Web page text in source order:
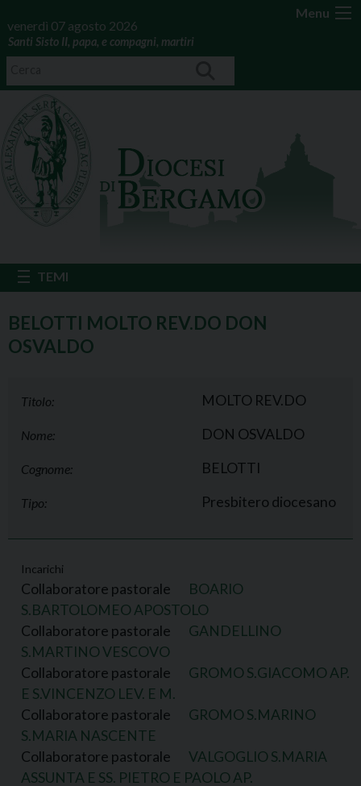
Menu
venerdì 07 agosto 2026
Santi Sisto II, papa, e compagni, martiri
BELOTTI MOLTO REV.DO DON
OSVALDO
Titolo: MOLTO REV.DO
Nome: DON OSVALDO
Cognome: BELOTTI
Tipo: Presbitero diocesano
Incarichi
Collaboratore pastorale
BOARIO
S.BARTOLOMEO APOSTOLO
Collaboratore pastorale
GANDELLINO
S.MARTINO VESCOVO
Collaboratore pastorale
GROMO S.GIACOMO AP.
E S.VINCENZO LEV. E M.
Collaboratore pastorale
GROMO S.MARINO
S.MARIA NASCENTE
Collaboratore pastorale
VALGOGLIO S.MARIA
ASSUNTA E SS. PIETRO E PAOLO AP.